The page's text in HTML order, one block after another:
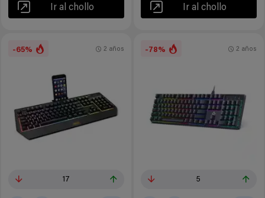
Ir al chollo Ir al chollo
-65%
17
2 años -78%
5
2 años